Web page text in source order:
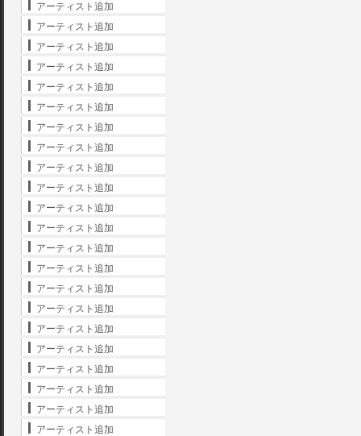
アーティスト追加
アーティスト追加
アーティスト追加
アーティスト追加
アーティスト追加
アーティスト追加
アーティスト追加
アーティスト追加
アーティスト追加
アーティスト追加
アーティスト追加
アーティスト追加
アーティスト追加
アーティスト追加
アーティスト追加
アーティスト追加
アーティスト追加
アーティスト追加
アーティスト追加
アーティスト追加
アーティスト追加
アーティスト追加